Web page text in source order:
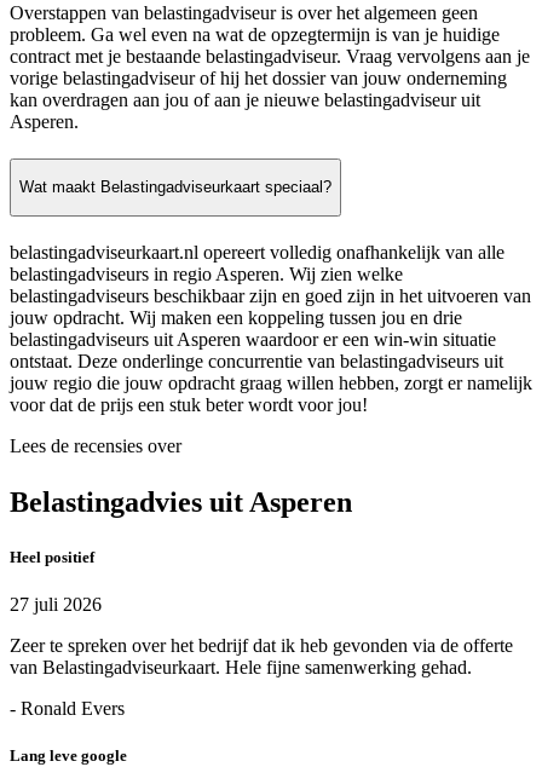
Overstappen van belastingadviseur is over het algemeen geen
probleem. Ga wel even na wat de opzegtermijn is van je huidige
contract met je bestaande belastingadviseur. Vraag vervolgens aan je
vorige belastingadviseur of hij het dossier van jouw onderneming
kan overdragen aan jou of aan je nieuwe belastingadviseur uit
Asperen.
Wat maakt Belastingadviseurkaart speciaal?
belastingadviseurkaart.nl opereert volledig onafhankelijk van alle
belastingadviseurs in regio Asperen. Wij zien welke
belastingadviseurs beschikbaar zijn en goed zijn in het uitvoeren van
jouw opdracht. Wij maken een koppeling tussen jou en drie
belastingadviseurs uit Asperen waardoor er een win-win situatie
ontstaat. Deze onderlinge concurrentie van belastingadviseurs uit
jouw regio die jouw opdracht graag willen hebben, zorgt er namelijk
voor dat de prijs een stuk beter wordt voor jou!
Lees de recensies over
Belastingadvies uit Asperen
Heel positief
27 juli 2026
Zeer te spreken over het bedrijf dat ik heb gevonden via de offerte
van Belastingadviseurkaart. Hele fijne samenwerking gehad.
- Ronald Evers
Lang leve google